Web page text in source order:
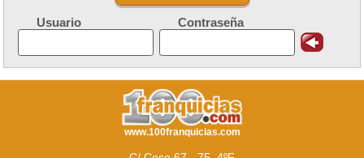
Usuario Contraseña
www.100franquicias.com